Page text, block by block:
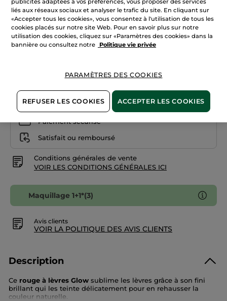
sur
Rouge
à
lèvres
Rouge
Botanique
Glow
35. Rouge Pavot
Quantité
Livraison à partir du
13/08
Paiement sécurisé
Satisfait ou remboursé
Conditions générales de vente
VOIR LES CONDITIONS GÉNÉRALES ICI
Maquillage 1+1*(3)
Avis clients
VOIR LA POLITIQUE DES AVIS CLIENTS
Description
Ce rouge à lèvres Glow sublime les lèvres grâce à son fini
brillant qui les teinte délicatement pour en rehausser la
couleur naturelle.
liés aux réseaux sociaux et analyser le trafic du site. En cliquant sur
«Accepter tous les cookies», vous consentez à l'utilisation de tous les
cookies placés sur notre site Web. Pour en savoir plus sur notre
utilisation des cookies, cliquez sur «Paramètres des cookies» dans la
bannière ou consultez notre
Politique vie privée
PARAMÈTRES DES COOKIES
REFUSER LES COOKIES ACCEPTER LES COOKIES